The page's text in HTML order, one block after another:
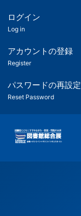
ツ
匿
名
ユ
ー
ー
用
メ
ログイン
Log in
アカウントの登録
Register
パスワードの再設定
Reset Password